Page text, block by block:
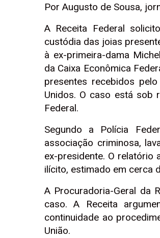
Por Augusto de Sousa,
A Receita Federal
custódia das joias
à ex-primeira-dama
da Caixa Econômica
presentes recebidos
Unidos. O caso está sob
Federal.
Segundo a Polícia
associação criminosa,
ex-presidente. O relatório
ilícito, estimado em cerca
A Procuradoria-Geral da
caso. A Receita
continuidade ao
União.